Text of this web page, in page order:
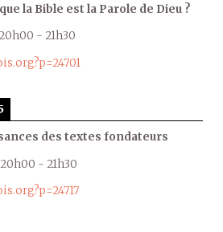
la Bible est la Parole de Dieu ?
20h00 - 21h30
des textes fondateurs
20h00 - 21h30